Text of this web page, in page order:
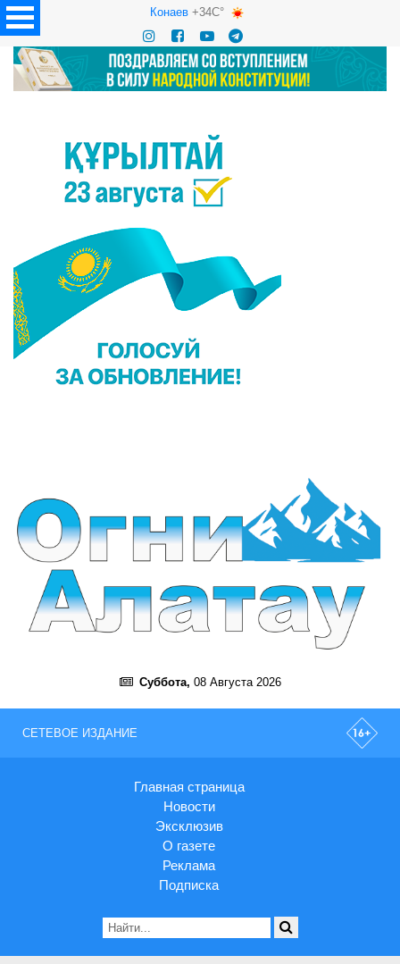
Конаев+34C°
Суббота, 08 Августа 2026
СЕТЕВОЕ ИЗДАНИЕ
Главная страница
Новости
Эксклюзив
О газете
Реклама
Подписка